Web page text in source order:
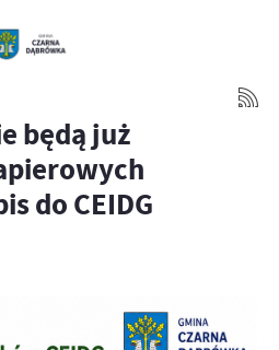
będą już
do CEIDG